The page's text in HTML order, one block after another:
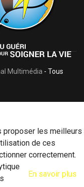
Multimédia - Tous
proposer les meilleurs
de ces
correctement.
En savoir plus